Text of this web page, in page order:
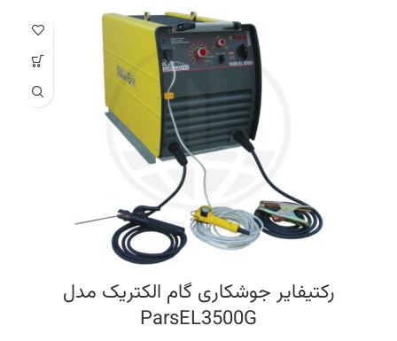
رکتيفایر جوشکاری گام الکتریک مدل
ParsEL3500G